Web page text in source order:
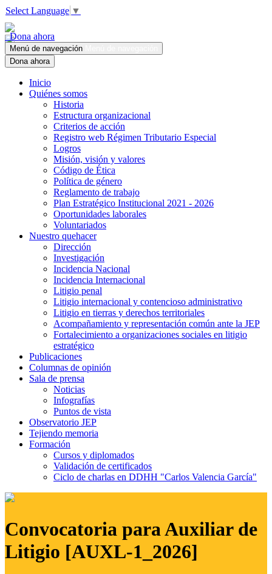
Select Language ▼
Dona ahora
Menú de navegación
Dona ahora
Inicio
Quiénes somos
Historia
Estructura organizacional
Criterios de acción
Registro web Régimen Tributario Especial
Logros
Misión, visión y valores
Código de Ética
Política de género
Reglamento de trabajo
Plan Estratégico Institucional 2021 - 2026
Oportunidades laborales
Voluntariados
Nuestro quehacer
Dirección
Investigación
Incidencia Nacional
Incidencia Internacional
Litigio penal
Litigio internacional y contencioso administrativo
Litigio en tierras y derechos territoriales
Acompañamiento y representación común ante la JEP
Fortalecimiento a organizaciones sociales en litigio
estratégico
Publicaciones
Columnas de opinión
Sala de prensa
Noticias
Infografías
Puntos de vista
Observatorio JEP
Tejiendo memoria
Formación
Cursos y diplomados
Validación de certificados
Ciclo de charlas en DDHH "Carlos Valencia García"
Convocatoria para Auxiliar de
Litigio [AUXL-1_2026]